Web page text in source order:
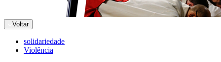
Voltar
solidariedade
Violência